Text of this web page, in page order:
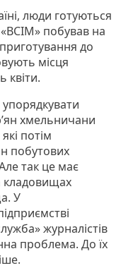
люди готуються
побував на
до
місця
квіти.
хмельничани
потім
побутових
так це має
кладовищах
У
журналістів
проблема. До їх